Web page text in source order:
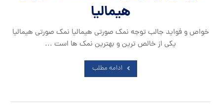
هیمالیا
خواص و فواید جالب توجه نمک صورتی هیمالیا نمک صورتی هیمالیا
یکی از خالص ترین و بهترین نمک ها است ...
ادامه مطلب